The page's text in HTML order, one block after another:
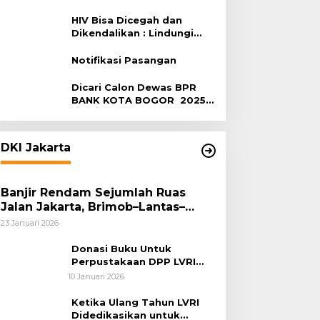
HIV Bisa Dicegah dan
Dikendalikan : Lindungi
Notifikasi Pasangan
Dicari Calon Dewas BPR
BANK KOTA BOGOR 2025-
DKI Jakarta
Banjir Rendam Sejumlah Ruas
Jalan Jakarta, Brimob–Lantas–
Polair PMJ Bergerak Cepat, Polri
23 Januari 2026
Donasi Buku Untuk
Perpustakaan DPP LVRI
Terus Mengalir
10 Januari 2026
Ketika Ulang Tahun LVRI
Didedikasikan untuk